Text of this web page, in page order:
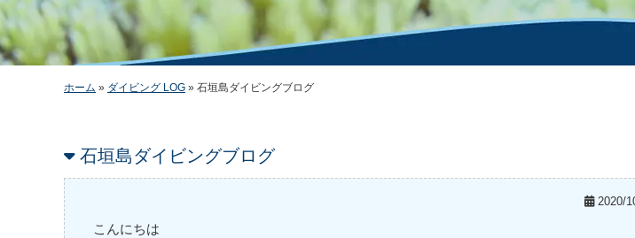
ホーム » ダイビング LOG » 石垣島ダイビングブログ
石垣島ダイビングブログ
2020/
こんにちは